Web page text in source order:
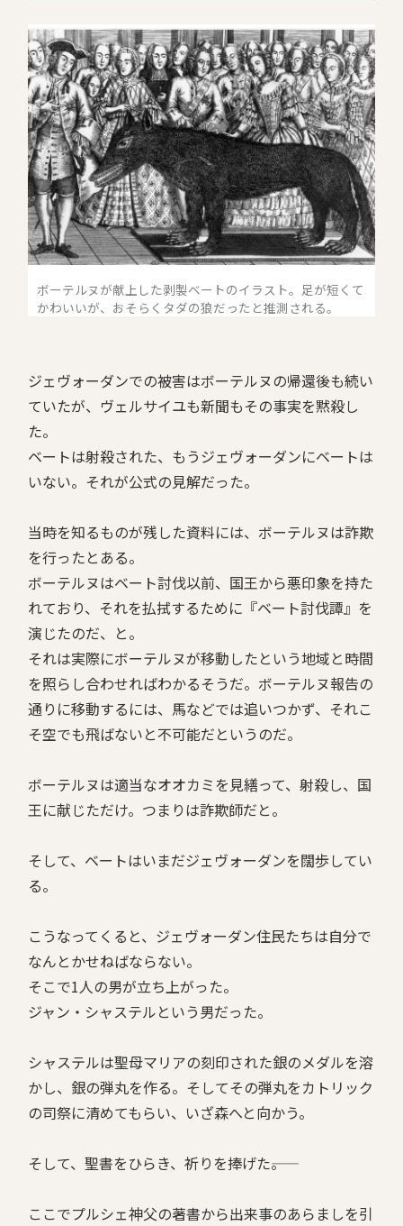
ボーテルヌが献上した剥製ベートのイラスト。足が短くて
かわいいが、おそらくタダの狼だったと推測される。
ジェヴォーダンでの被害はボーテルヌの帰還後も続い
ていたが、ヴェルサイユも新聞もその事実を黙殺し
た。
ベートは射殺された、もうジェヴォーダンにベートは
いない。それが公式の見解だった。
当時を知るものが残した資料には、ボーテルヌは詐欺
を行ったとある。
ボーテルヌはベート討伐以前、国王から悪印象を持た
れており、それを払拭するために『ベート討伐譚』を
演じたのだ、と。
それは実際にボーテルヌが移動したという地域と時間
を照らし合わせればわかるそうだ。ボーテルヌ報告の
通りに移動するには、馬などでは追いつかず、それこ
そ空でも飛ばないと不可能だというのだ。
ボーテルヌは適当なオオカミを見繕って、射殺し、国
王に献じただけ。つまりは詐欺師だと。
そして、ベートはいまだジェヴォーダンを闊歩してい
る。
こうなってくると、ジェヴォーダン住民たちは自分で
なんとかせねばならない。
そこで1人の男が立ち上がった。
ジャン・シャステルという男だった。
シャステルは聖母マリアの刻印された銀のメダルを溶
かし、銀の弾丸を作る。そしてその弾丸をカトリック
の司祭に清めてもらい、いざ森へと向かう。
そして、聖書をひらき、祈りを捧げた――。
ここでプルシェ神父の著書から出来事のあらましを引